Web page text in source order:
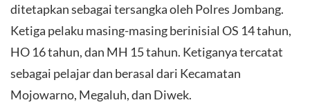
ditetapkan sebagai tersangka oleh Polres Jombang.
Ketiga pelaku masing-masing berinisial OS 14 tahun,
HO 16 tahun, dan MH 15 tahun. Ketiganya tercatat
sebagai pelajar dan berasal dari Kecamatan
Mojowarno, Megaluh, dan Diwek.